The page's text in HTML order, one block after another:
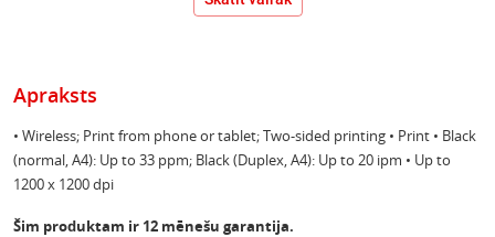
Apraksts
• Wireless; Print from phone or tablet; Two-sided printing • Print • Black
(normal, A4): Up to 33 ppm; Black (Duplex, A4): Up to 20 ipm • Up to
1200 x 1200 dpi
Šim produktam ir 12 mēnešu garantija.